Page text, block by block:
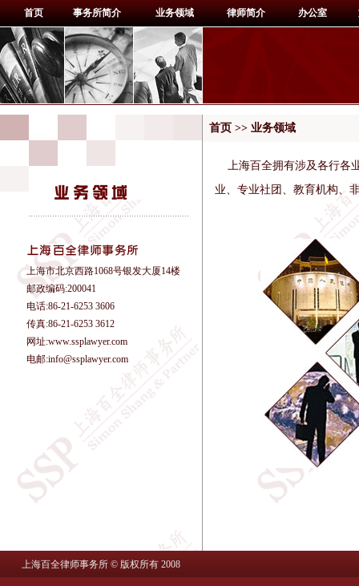
首页 事务所简介 业务领域 律师简介 办公室
上海市北京西路1068号银发大厦14楼
邮政编码:200041
电话:86-21-6253 3606
传真:86-21-6253 3612
网址:www.ssplawyer.com
电邮:info@ssplawyer.com
首页 >> 业务领域
上海百全拥有涉及各行各
业、专业社团、教育机构、
上海百全律师事务所 © 版权所有 2008